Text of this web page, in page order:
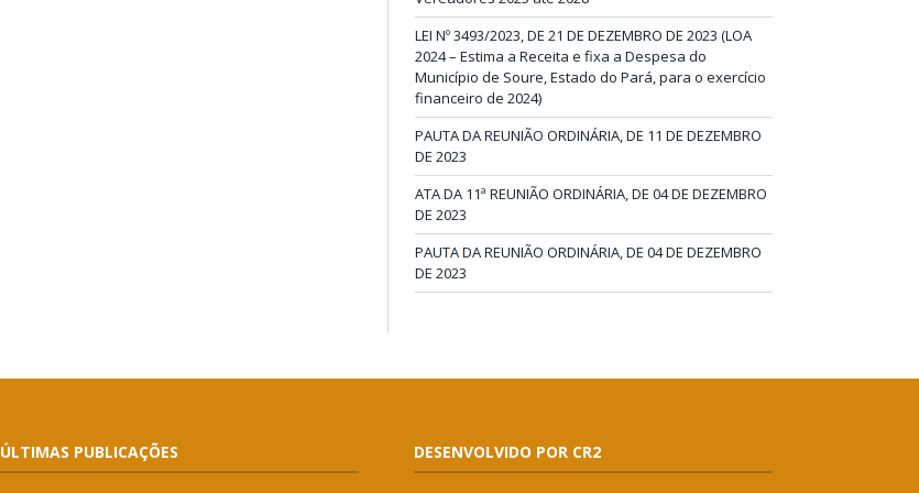
LEI Nº 3493/2023, DE 21 DE DEZEMBRO DE 2023 (LOA
2024 – Estima a Receita e fixa a Despesa do
Município de Soure, Estado do Pará, para o exercício
financeiro de 2024)
PAUTA DA REUNIÃO ORDINÁRIA, DE 11 DE DEZEMBRO
DE 2023
ATA DA 11ª REUNIÃO ORDINÁRIA, DE 04 DE DEZEMBRO
DE 2023
PAUTA DA REUNIÃO ORDINÁRIA, DE 04 DE DEZEMBRO
DE 2023
ÚLTIMAS PUBLICAÇÕES DESENVOLVIDO POR CR2